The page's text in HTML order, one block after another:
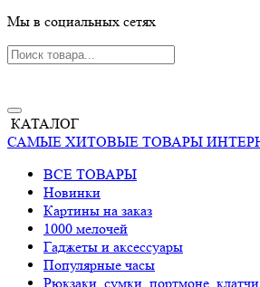
Мы в социальных сетях
КАТАЛОГ
САМЫЕ ХИТОВЫЕ ТОВАРЫ
ВСЕ ТОВАРЫ
Новинки
Картины на заказ
1000 мелочей
Гаджеты и аксессуары
Популярные часы
Рюкзаки, сумки, портмоне, клатчи